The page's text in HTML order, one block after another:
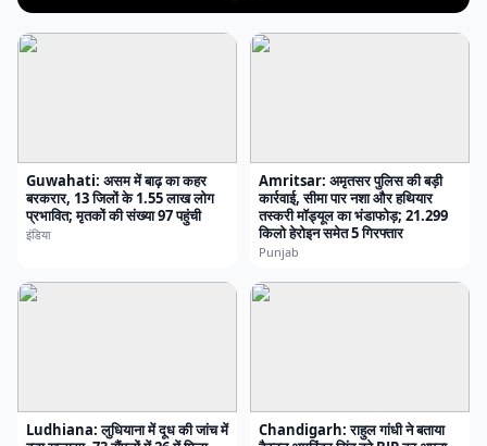
Guwahati: असम में बाढ़ का कहर
बरकरार, 13 जिलों के 1.55 लाख लोग
प्रभावित; मृतकों की संख्या 97 पहुंची
इंडिया
Amritsar: अमृतसर पुलिस की बड़ी
कार्रवाई, सीमा पार नशा और हथियार
तस्करी मॉड्यूल का भंडाफोड़; 21.299
किलो हेरोइन समेत 5 गिरफ्तार
Punjab
Ludhiana: लुधियाना में दूध की जांच में
Chandigarh: राहुल गांधी ने बताया